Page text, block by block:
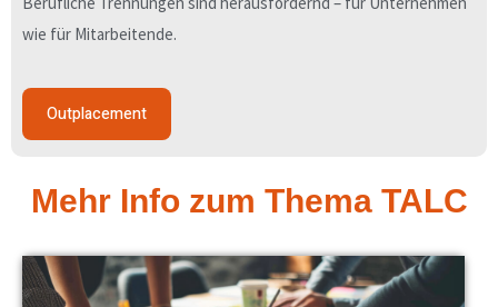
wie für Mitarbeitende.
Outplacement
Mehr Info zum Thema TALC